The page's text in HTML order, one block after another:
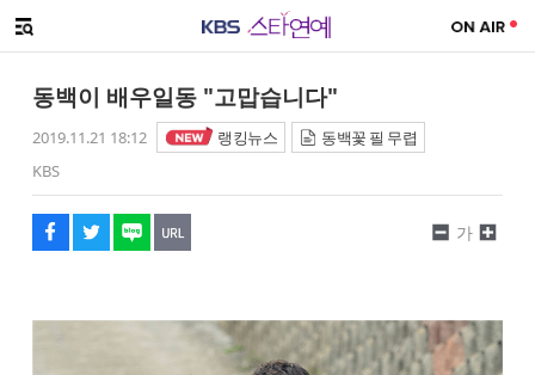
메뉴 열기
동백이 배우일동 "고맙습니다"
2019.11.21 18:12 랭킹뉴스
동백꽃 필 무렵
KBS
페이스북
트위터
네이버
URL복사
글씨 작게보기
가
글씨 크게보기
해시태그